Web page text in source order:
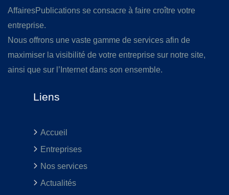
AffairesPublications se consacre à faire croître votre
entreprise.
Nous offrons une vaste gamme de services afin de
maximiser la visibilité de votre entreprise sur notre site,
ainsi que sur l’Internet dans son ensemble.
Liens
Accueil
Entreprises
Nos services
Actualités